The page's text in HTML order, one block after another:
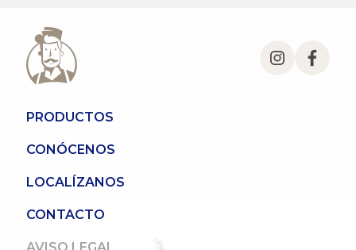
PRODUCTOS
CONÓCENOS
LOCALÍZANOS
CONTACTO